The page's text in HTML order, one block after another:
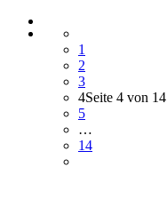
1
2
3
4Seite 4 von 14
5
…
14